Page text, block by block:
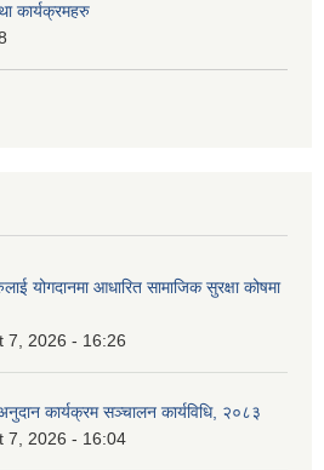
कार्यक्रमहरु
योगदानमा आधारित सामाजिक सुरक्षा कोषमा
7, 2026 - 16:26
कार्यक्रम सञ्चालन कार्यविधि, २०८३
7, 2026 - 16:04